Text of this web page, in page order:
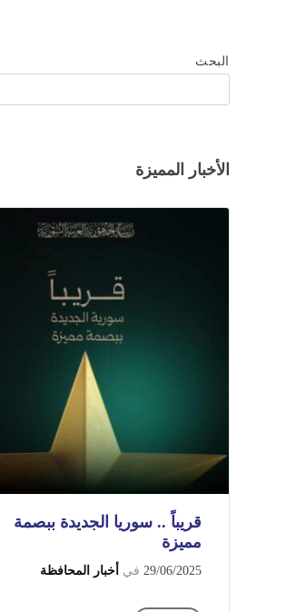
البحث
الأخبار المميزة
قريباً .. سوريا الجديدة ببصمة
مميزة
29/06/2025 في أخبار المحافظة